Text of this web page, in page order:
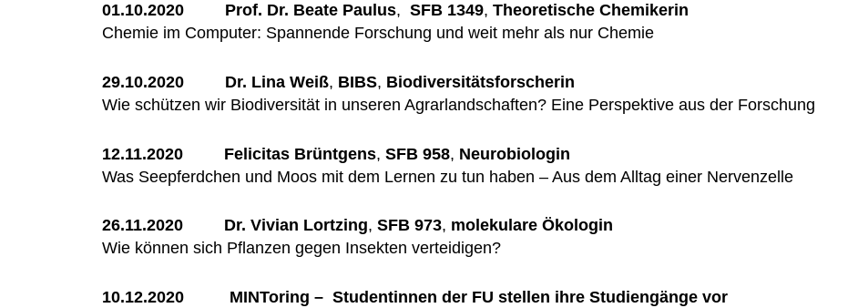
01.10.2020 Prof. Dr. Beate Paulus, SFB 1349, Theoretische Chemikerin
Chemie im Computer: Spannende Forschung und weit mehr als nur Chemie
29.10.2020 Dr. Lina Weiß, BIBS, Biodiversitätsforscherin
Wie schützen wir Biodiversität in unseren Agrarlandschaften? Eine Perspektive aus der Forschung
12.11.2020 Felicitas Brüntgens, SFB 958, Neurobiologin
Was Seepferdchen und Moos mit dem Lernen zu tun haben – Aus dem Alltag einer Nervenzelle
26.11.2020 Dr. Vivian Lortzing, SFB 973, molekulare Ökologin
Wie können sich Pflanzen gegen Insekten verteidigen?
10.12.2020 MINToring – Studentinnen der FU stellen ihre Studiengänge vor